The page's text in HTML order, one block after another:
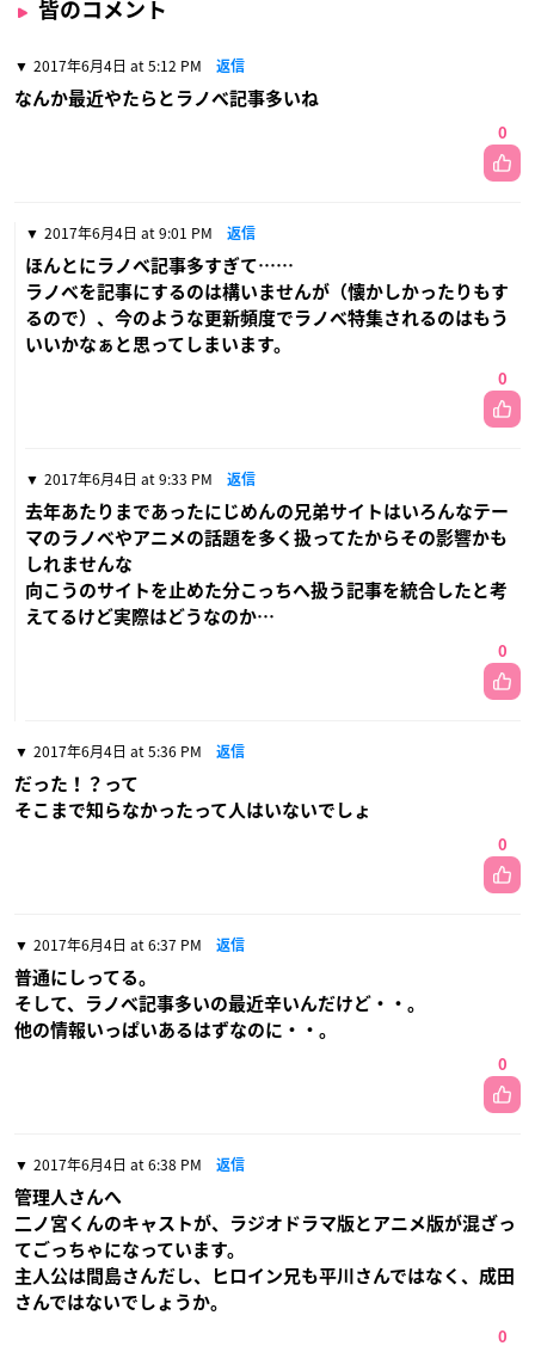
皆のコメント
2017年6月4日 at 5:12 PM 返信
なんか最近やたらとラノベ記事多いね
0
2017年6月4日 at 9:01 PM 返信
ほんとにラノベ記事多すぎて……
ラノベを記事にするのは構いませんが（懐かしかったりもす
るので）、今のような更新頻度でラノベ特集されるのはもう
いいかなぁと思ってしまいます。
0
2017年6月4日 at 9:33 PM 返信
去年あたりまであったにじめんの兄弟サイトはいろんなテー
マのラノベやアニメの話題を多く扱ってたからその影響かも
しれませんな
向こうのサイトを止めた分こっちへ扱う記事を統合したと考
えてるけど実際はどうなのか…
0
2017年6月4日 at 5:36 PM 返信
だった！？って
そこまで知らなかったって人はいないでしょ
0
2017年6月4日 at 6:37 PM 返信
普通にしってる。
そして、ラノベ記事多いの最近辛いんだけど・・。
他の情報いっぱいあるはずなのに・・。
0
2017年6月4日 at 6:38 PM 返信
管理人さんへ
二ノ宮くんのキャストが、ラジオドラマ版とアニメ版が混ざっ
てごっちゃになっています。
主人公は間島さんだし、ヒロイン兄も平川さんではなく、成田
さんではないでしょうか。
0